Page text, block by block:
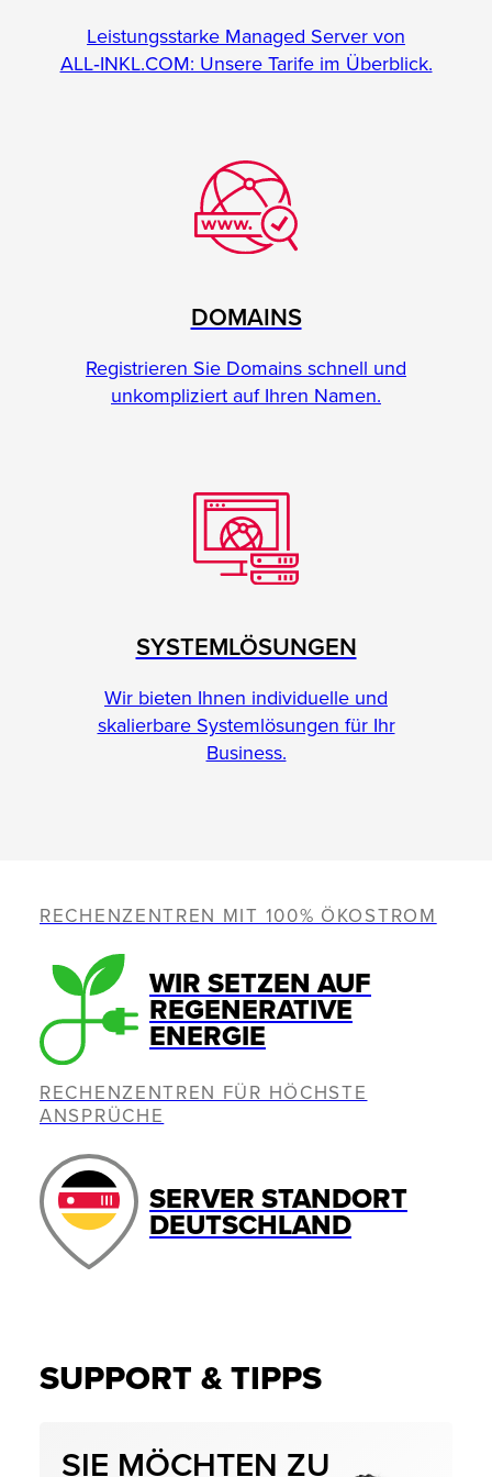
Leistungsstarke Managed Server von
ALL‑INKL.COM: Unsere Tarife im Überblick.
DOMAINS
Registrieren Sie Domains schnell und
unkompliziert auf Ihren Namen.
SYSTEMLÖSUNGEN
Wir bieten Ihnen individuelle und
skalierbare Systemlösungen für Ihr
Business.
RECHENZENTREN MIT 100% ÖKOSTROM
WIR SETZEN AUF
REGENERATIVE
ENERGIE
RECHENZENTREN FÜR HÖCHSTE
ANSPRÜCHE
SERVER STANDORT
DEUTSCHLAND
SUPPORT & TIPPS
SIE MÖCHTEN ZU